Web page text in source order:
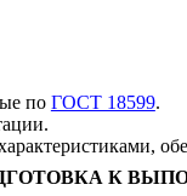
по ГОСТ 18599.
К